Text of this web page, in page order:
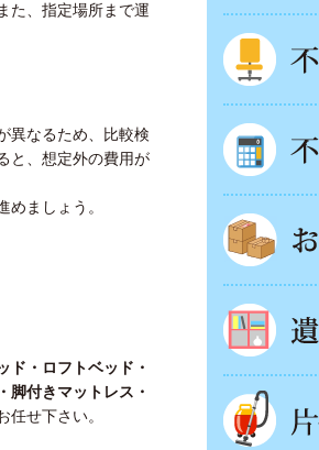
た、指定場所まで運
異なるため、比較検
と、想定外の費用が
ましょう。
ド・ロフトベッド・
脚付きマットレス・
任せ下さい。